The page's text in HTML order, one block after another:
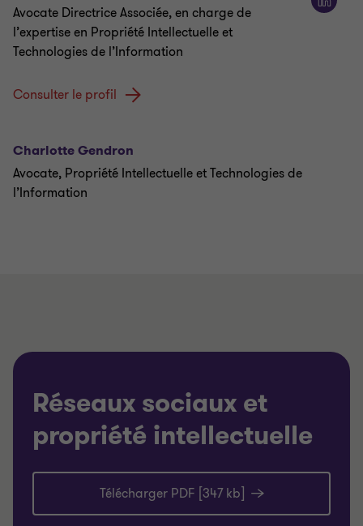
Avocate Directrice Associée, en charge de
l’expertise en Propriété Intellectuelle et
Technologies de l’Information
Consulter le profil
Charlotte Gendron
Avocate, Propriété Intellectuelle et Technologies de
l’Information
Réseaux sociaux et
propriété intellectuelle
Télécharger PDF [347 kb]